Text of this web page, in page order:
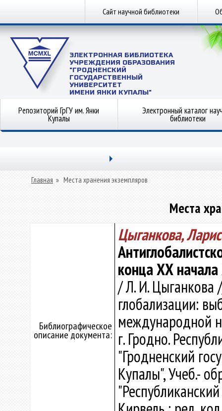
Сайт научной библиотеки
ЭЛЕКТРОННАЯ БИБЛИОТЕКА
УЧРЕЖДЕНИЯ ОБРАЗОВАНИЯ
"ГРОДНЕНСКИЙ
ГОСУДАРСТВЕННЫЙ
УНИВЕРСИТЕТ
ИМЕНИ ЯНКИ КУПАЛЫ"
Репозиторий ГрГУ им. Янки
Купалы
Электронный каталог
библиотеки
Главная » Места хранения экземпляров
Места
Библиографическое
описание документа:
Цыганкова,
конца ХХ начала
/ Л. И. Цыганкова
глобализации:
международной
г. Гродно.
"Гродненский
Купалы", Учеб.-